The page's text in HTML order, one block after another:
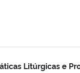
Litúrgicas e